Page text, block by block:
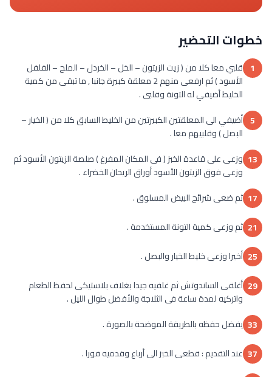
خطوات التحضير
1 قلبي معا كلا من ( زيت الزيتون – الخل – الخردل – الملح – الفلفل
الأسود ) ثم ارفعى منهم 2 معلقة كبيرة جانبا , ما تبقى من كمية
الخليط أضيفي له التونة وقلبى .
5 أضيفي الى المعلقتين الكبيرتين من الخليط السابق كلا من ( الخيار –
البصل ) وقلبيهم معا .
13 وزعى على قاعدة الخبز ( فى المكان المفرغ ) صلصة الزيتون الأسود ثم
وزعى فوق الزيتون الأسود أوراق الريحان الخضراء .
17 ثم ضعى شرائح البيض المسلوق .
21 ثم وزعى كمية التونة المستخدمة .
25 أخيرا وزعى خليط الخيار والبصل .
29 أغلقى الساندوتش ثم غلفيه جيدا بغلاف بلاستيكى لحفظ الطعام
واتركيه لمدة ساعة فى الثلاجة والأفضل طوال الليل .
33 يفضل حفظه بالطريقة الموضحة بالصورة .
37 عند التقديم : قطعى الخبز الى أرباع وقدميه فورا .